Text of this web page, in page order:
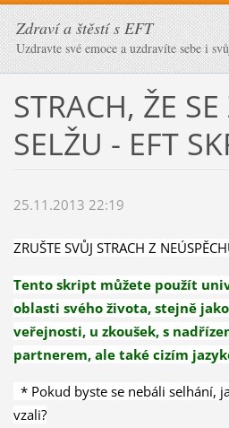
Zdraví a štěstí s EFT
Uzdravte své emoce a uzdravíte sebe i
STRACH, ŽE
SELŽU - EFT
25.11.2013 22:19
ZRUŠTE SVŮJ STRACH Z
Tento skript můžete použít
oblasti svého života, stejně
veřejnosti, u zkoušek, s
partnerem, ale také cizím
* Pokud byste se nebáli selhání,
vzali?